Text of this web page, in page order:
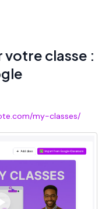
classe :
my-classes/